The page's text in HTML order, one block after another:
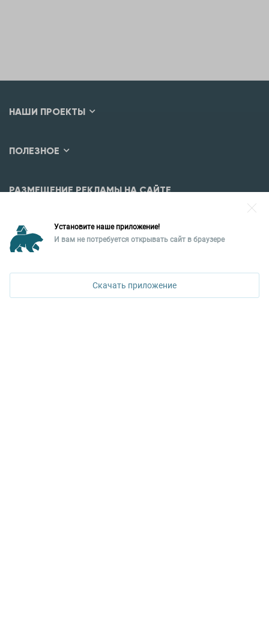
НАШИ ПРОЕКТЫ
ПОЛЕЗНОЕ
РАЗМЕЩЕНИЕ РЕКЛАМЫ НА САЙТЕ
Уральская палата недвижимости
ул. Горького, 65, 0 подъезд, 3 этаж
Установите наше приложение!
И вам не потребуется открывать сайт в браузере
Скачать приложение